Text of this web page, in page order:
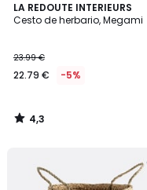
LA REDOUTE INTERIEURS
Cesto de herbario, Megami
23.99 €
22.79 € -5%
4,3
/ 5
4,3
/